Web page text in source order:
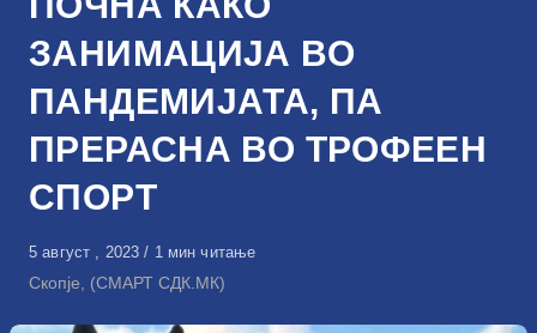
ЗАНИМАЦИЈА ВО
ПАНДЕМИЈАТА, ПА
ПРЕРАСНА ВО ТРОФЕЕН
СПОРТ
Објавено
на
5 август , 2023 1 мин читање
Скопје, (СМАРТ СДК.МК)